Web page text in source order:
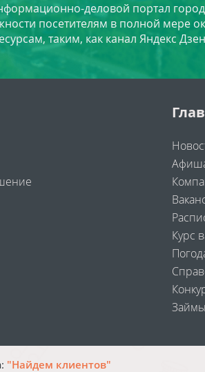
деловой портал
посетителям в полной мере
таким, как канал Яндекс
Курс
Займы
"Найдем клиентов"